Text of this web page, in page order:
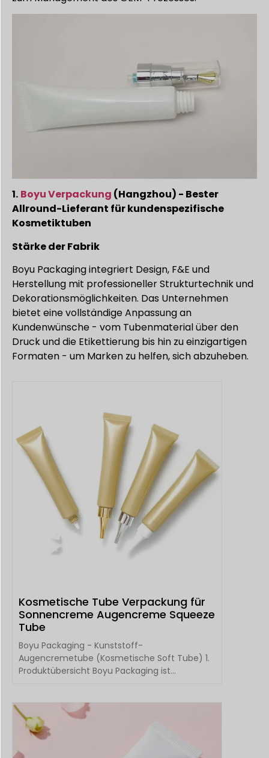
1. Boyu Verpackung (Hangzhou) - Bester
Allround-Lieferant für kundenspezifische
Kosmetiktuben
Stärke der Fabrik
Boyu Packaging integriert Design, F&E und
Herstellung mit professioneller Strukturtechnik und
Dekorationsmöglichkeiten. Das Unternehmen
bietet eine vollständige Anpassung an
Kundenwünsche - vom Tubenmaterial über den
Druck und die Etikettierung bis hin zu einzigartigen
Formaten - um Marken zu helfen, sich abzuheben.
Kosmetische Tube Verpackung für
Sonnencreme Augencreme Squeeze
Tube
Boyu Packaging - Kunststoff-
Augencremetube (Kosmetische Soft Tube) 1.
Produktübersicht Boyu Packaging ist